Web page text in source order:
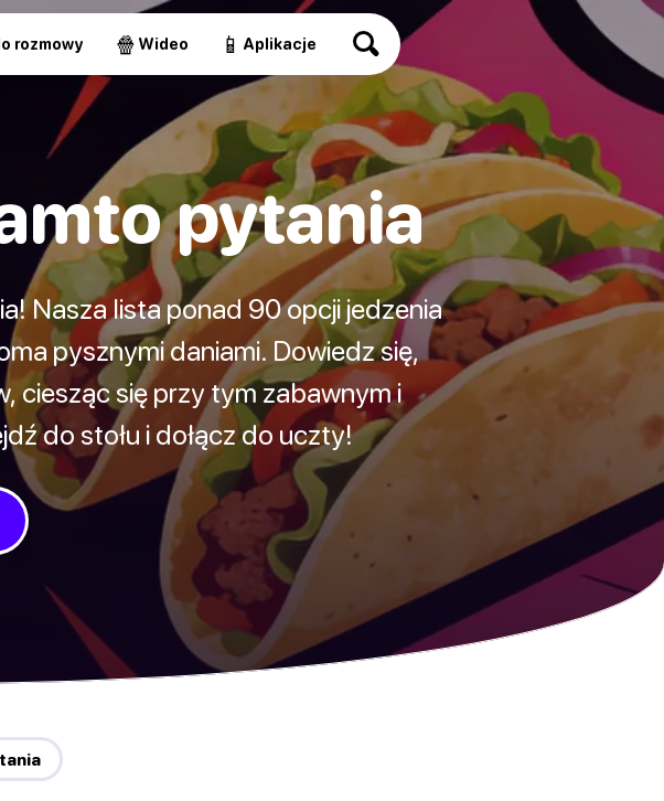
rozmowy 🍿 Wideo 📱 Aplikacje
pytania
Nasza lista ponad 90 opcji jedzenia
pysznymi daniami. Dowiedz się,
ciesząc się przy tym zabawnym i
do stołu i dołącz do uczty!